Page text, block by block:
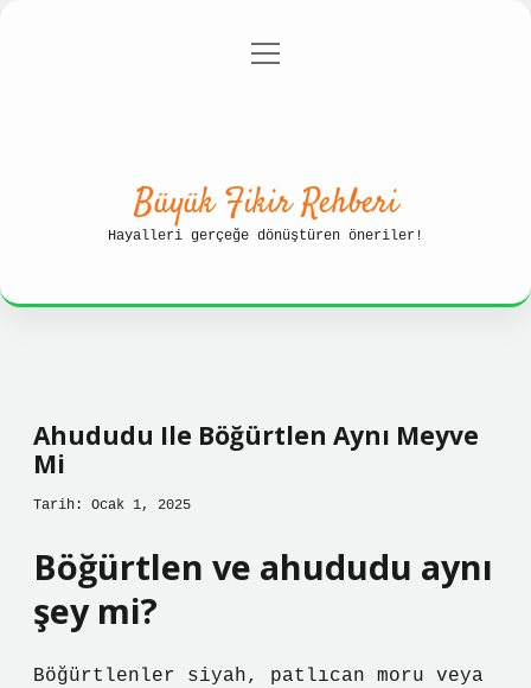
Gizlilik Politikası
menüyü
Büyük Fikir Rehberi
Hayalleri gerçeğe dönüştüren öneriler!
Ahududu Ile Böğürtlen Aynı Meyve
Mi
Tarih: Ocak 1, 2025
Böğürtlen ve ahududu aynı
şey mi?
Böğürtlenler siyah, patlıcan moru veya